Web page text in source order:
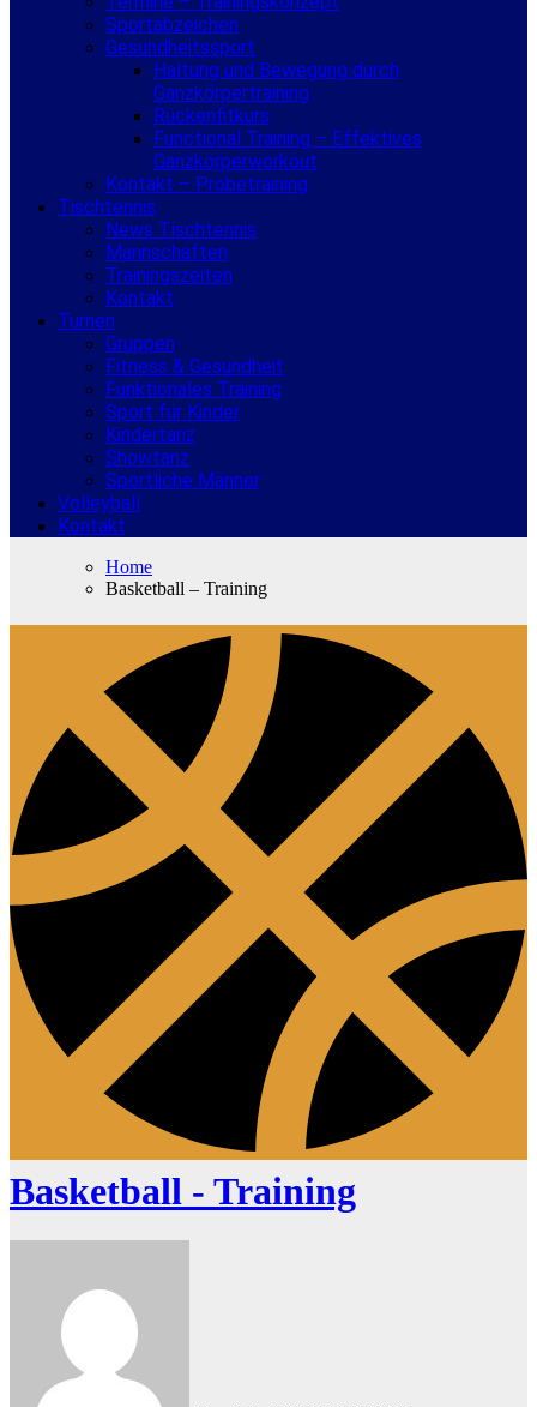
Sportabzeichen
Gesundheitssport
Haltung und Bewegung durch
Ganzkörpertraining
Rückenfitkurs
Functional Training – Effektives
Ganzkörperworkout
Kontakt – Probetraining
Tischtennis
News Tischtennis
Mannschaften
Trainingszeiten
Kontakt
Turnen
Gruppen
Fitness & Gesundheit
Funktionales Training
Sport für Kinder
Kindertanz
Showtanz
Sportliche Männer
Volleyball
Kontakt
Home
Basketball – Training
Basketball - Training